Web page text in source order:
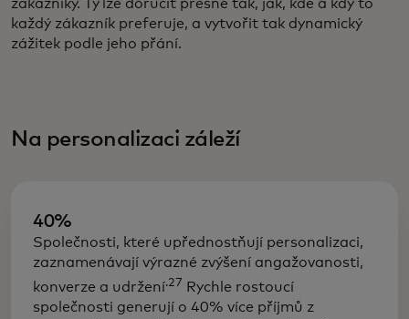
zákazníky. Ty lze doručit přesně tak, jak, kde a kdy to
každý zákazník preferuje, a vytvořit tak dynamický
zážitek podle jeho přání.
Na personalizaci záleží
40%
Společnosti, které upřednostňují personalizaci,
zaznamenávají výrazné zvýšení angažovanosti,
konverze a udržení.27 Rychle rostoucí
společnosti generují o 40% více příjmů z